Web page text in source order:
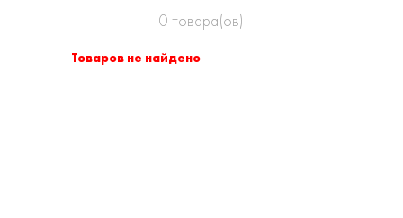
0 товара(ов)
Товаров не найдено